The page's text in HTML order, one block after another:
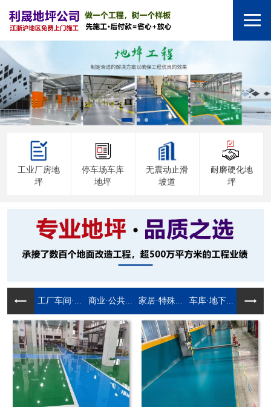
工业厂房地
坪
停车场车库
地坪
无震动止滑
坡道
耐磨硬化地
坪
工厂车间·... 商业·公共... 家居·特殊... 车库·地下...